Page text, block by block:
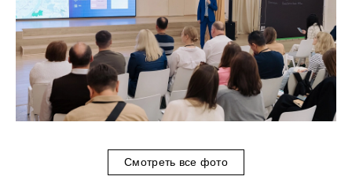
Смотреть все фото